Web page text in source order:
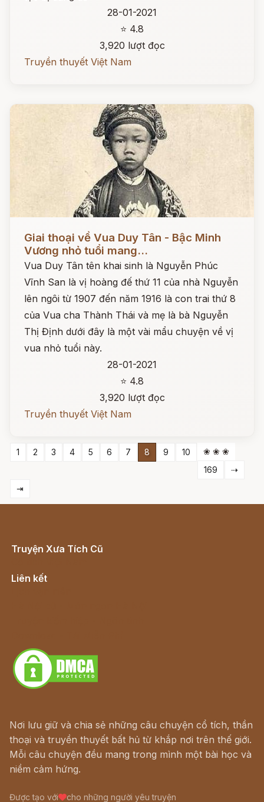
28-01-2021
⭐ 4.8
3,920 lượt đọc
Truyền thuyết Việt Nam
Giai thoại về Vua Duy Tân - Bậc Minh
Vương nhỏ tuổi mang...
Vua Duy Tân tên khai sinh là Nguyễn Phúc
Vĩnh San là vị hoàng đế thứ 11 của nhà Nguyễn
lên ngôi từ 1907 đến năm 1916 là con trai thứ 8
của Vua cha Thành Thái và mẹ là bà Nguyễn
Thị Định dưới đây là một vài mẩu chuyện về vị
vua nhỏ tuổi này.
28-01-2021
⭐ 4.8
3,920 lượt đọc
Truyền thuyết Việt Nam
1 2 3 4 5 6 7 8 9 10
❀ ❀ ❀
169
⇢
⇥
Truyện Xưa Tích Cũ
Liên kết
Nơi lưu giữ và chia sẻ những câu chuyện cổ tích, thần
thoại và truyền thuyết bất hủ từ khắp nơi trên thế giới.
Mỗi câu chuyện đều mang trong mình một bài học và
niềm cảm hứng.
Được tạo với cho những người yêu truyện